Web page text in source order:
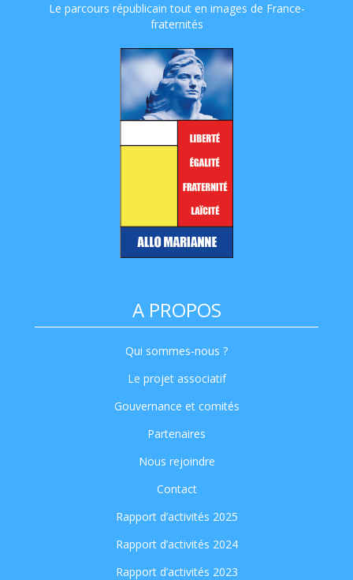
Le parcours républicain tout en images de France-
fraternités
A PROPOS
Qui sommes-nous ?
Le projet associatif
Gouvernance et comités
Partenaires
Nous rejoindre
Contact
Rapport d’activités 2025
Rapport d’activités 2024
Rapport d’activités 2023